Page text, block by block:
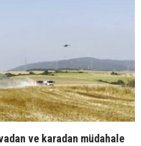
ve karadan müdahale